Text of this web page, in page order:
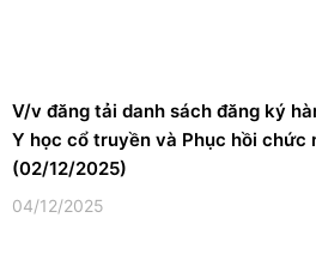
V/v đăng tải danh sách đăng ký
Y học cổ truyền và Phục hồi chức
(02/12/2025)
04/12/2025